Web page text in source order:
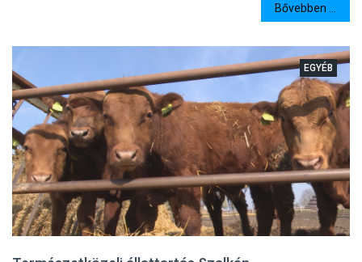
Bővebben ...
EGYÉB